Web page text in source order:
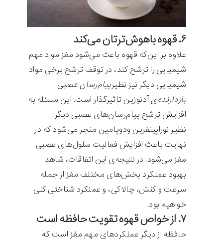
۶. قهوه باهوش‌ترتان می‌کند
علاوه بر این‌که قهوه باعث می‌شود مغز مواد مهم
شیمیایی را ترشح کند، در توقف ترشح برخی مواد
شیمیایی دیگر نیز نظیرپیام‌رسان عصبی
بازدارنده‌یآدنوزین تاثیرگذار است. این مسئله به
افزایش ترشح پیام‌رسان‌های عصبی دیگر
نظیر نوراپینفرین ودوپامین منجر می‌شود که در
نهایت باعث افزایش فعالیت سلول‌های عصبی
مغز می‌شود. در نتیجه‌ی این اتفاقات، شاهد
بهبود عملکرد بخش‌های مختلف مغز از جمله
سرعت واکنش، چالاکی، و عملکرد شناختی کلی
خواهیم بود.
۷. از خواص قهوه تقویت حافظه است
حافظه از دیگر عملکردهای مهم مغز است که